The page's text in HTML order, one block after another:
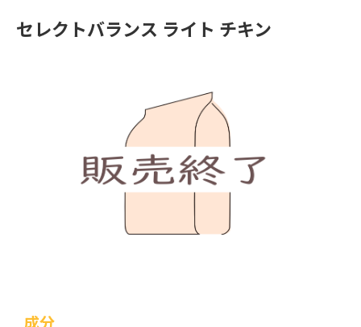
セレクトバランス ライト チキン
成分